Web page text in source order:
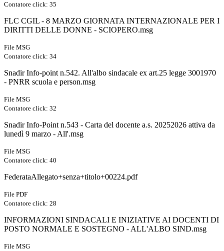
Contatore click: 35
FLC CGIL - 8 MARZO GIORNATA INTERNAZIONALE PER I
DIRITTI DELLE DONNE - SCIOPERO.msg
File MSG
Contatore click: 34
Snadir Info-point n.542. All'albo sindacale ex art.25 legge 3001970
- PNRR scuola e person.msg
File MSG
Contatore click: 32
Snadir Info-Point n.543 - Carta del docente a.s. 20252026 attiva da
lunedì 9 marzo - All'.msg
File MSG
Contatore click: 40
FederataAllegato+senza+titolo+00224.pdf
File PDF
Contatore click: 28
INFORMAZIONI SINDACALI E INIZIATIVE AI DOCENTI DI
POSTO NORMALE E SOSTEGNO - ALL'ALBO SIND.msg
File MSG